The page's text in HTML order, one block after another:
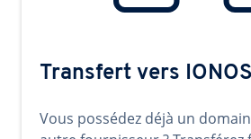
Transfert vers IONOS
Vous possédez déjà un